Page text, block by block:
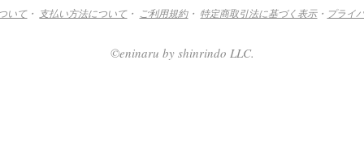
いて・ 支払い方法について・ ご利用規約・ 特定商取引法に基づく表示・ プライ
©eninaru by shinrindo LLC.